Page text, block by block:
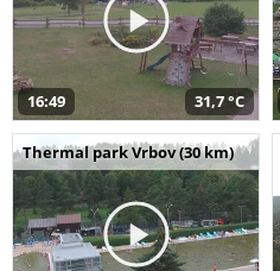
16:49 31,7 °C
Thermal park Vrbov (30 km)